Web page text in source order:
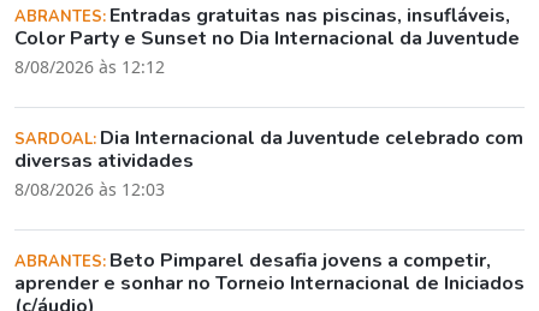
ABRANTES: Entradas gratuitas nas piscinas, insufláveis,
Color Party e Sunset no Dia Internacional da Juventude
8/08/2026 às 12:12
SARDOAL: Dia Internacional da Juventude celebrado com
diversas atividades
8/08/2026 às 12:03
ABRANTES: Beto Pimparel desafia jovens a competir,
aprender e sonhar no Torneio Internacional de Iniciados
(c/áudio)